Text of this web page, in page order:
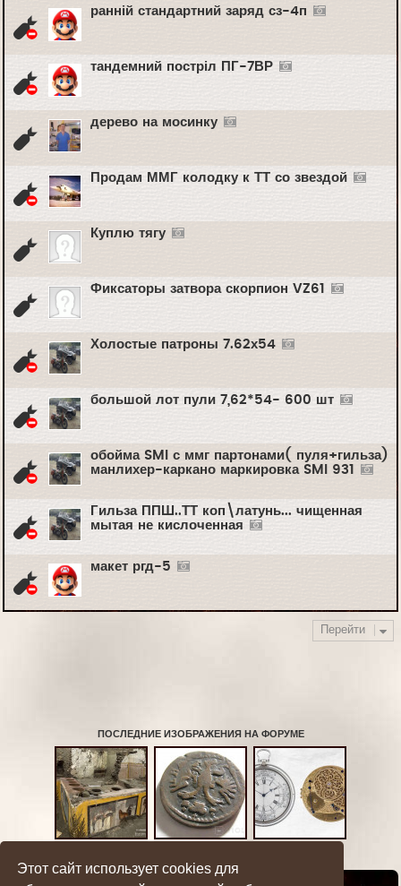
Этот сайт использует cookies для
ранній стандартний заряд сз-4п
тандемний постріл ПГ-7ВР
дерево на мосинку
Продам ММГ колодку к ТТ со звездой
Куплю тягу
Фиксаторы затвора скорпион VZ61
Холостые патроны 7.62х54
большой лот пули 7,62*54- 600 шт
обойма SMI с ммг партонами( пуля+гильза)
манлихер-каркано маркировка SMI 931
Гильза ППШ..ТТ коп\латунь... чищенная
мытая не кислоченная
макет ргд-5
Перейти
ПОСЛЕДНИЕ ИЗОБРАЖЕНИЯ НА ФОРУМЕ